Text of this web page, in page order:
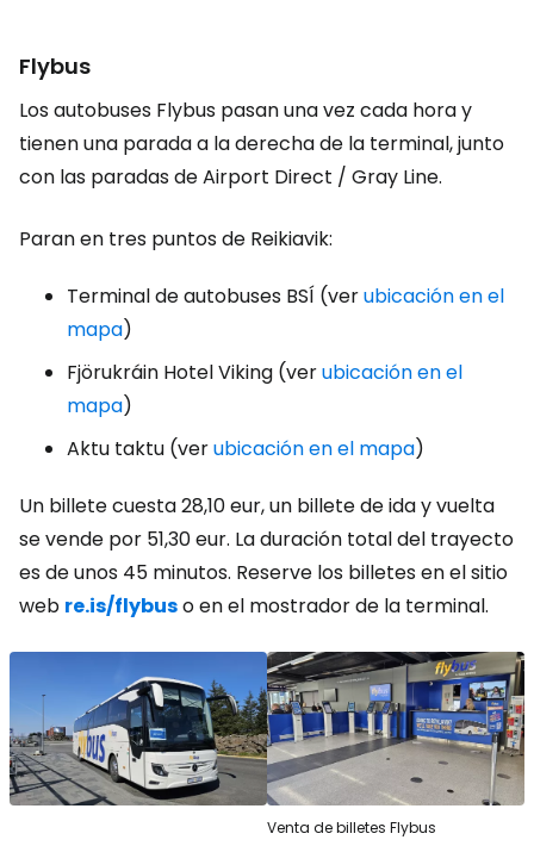
Flybus
Los autobuses Flybus pasan una vez cada hora y
tienen una parada a la derecha de la terminal, junto
con las paradas de Airport Direct / Gray Line.
Paran en tres puntos de Reikiavik:
Terminal de autobuses BSÍ (verubicación en el
mapa)
Fjörukráin Hotel Viking (verubicación en el
mapa)
Aktu taktu (verubicación en el mapa)
Un billete cuesta 28,10 eur, un billete de ida y vuelta
se vende por 51,30 eur. La duración total del trayecto
es de unos 45 minutos. Reserve los billetes en el sitio
web re.is/flybuso en el mostrador de la terminal.
Venta de billetes Flybus